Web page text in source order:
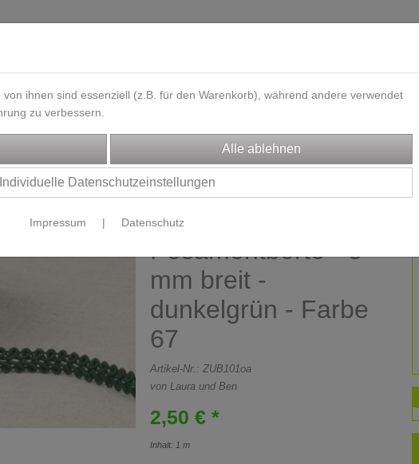
/ Öffnungszeiten Gutscheine Designbeispiele Impressum
Posamentborte - 8
mm breit -
dunkelgrün - Farbe
67
Artikel-Nr.: ZUB101oa
von Laura und Ben
2,50 € *
Inhalt: 1 m
ihnen sind essenziell (z.B. für den Warenkorb), während andere verwendet
zu verbessern.
Individuelle Datenschutzeinstellungen
Impressum | Datenschutz